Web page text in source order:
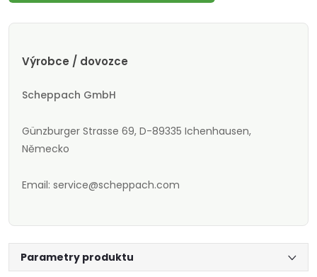
Výrobce / dovozce
Scheppach GmbH
Günzburger Strasse 69, D-89335 Ichenhausen,
Německo
Email: service@scheppach.com
Parametry produktu